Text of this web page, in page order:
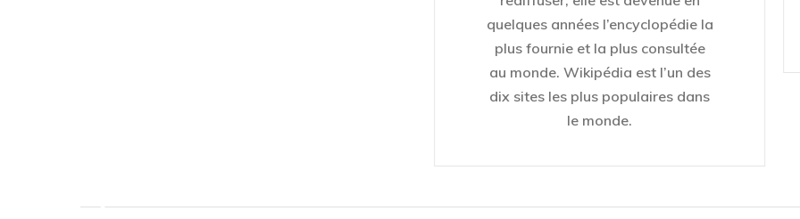
quelques années l’encyclopédie la
plus fournie et la plus consultée
au monde. Wikipédia est l’un des
dix sites les plus populaires dans
le monde.